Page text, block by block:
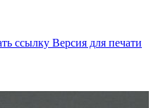
ссылку Версия для печати